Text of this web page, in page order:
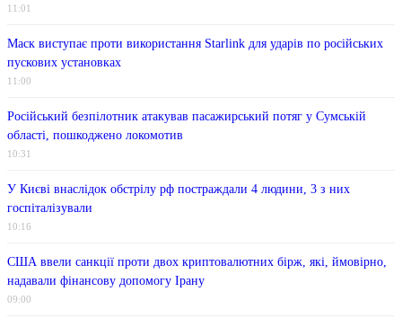
11:01
Маск виступає проти використання Starlink для ударів по російських
пускових установках
11:00
Російський безпілотник атакував пасажирський потяг у Сумській
області, пошкоджено локомотив
10:31
У Києві внаслідок обстрілу рф постраждали 4 людини, 3 з них
госпіталізували
10:16
США ввели санкції проти двох криптовалютних бірж, які, ймовірно,
надавали фінансову допомогу Ірану
09:00